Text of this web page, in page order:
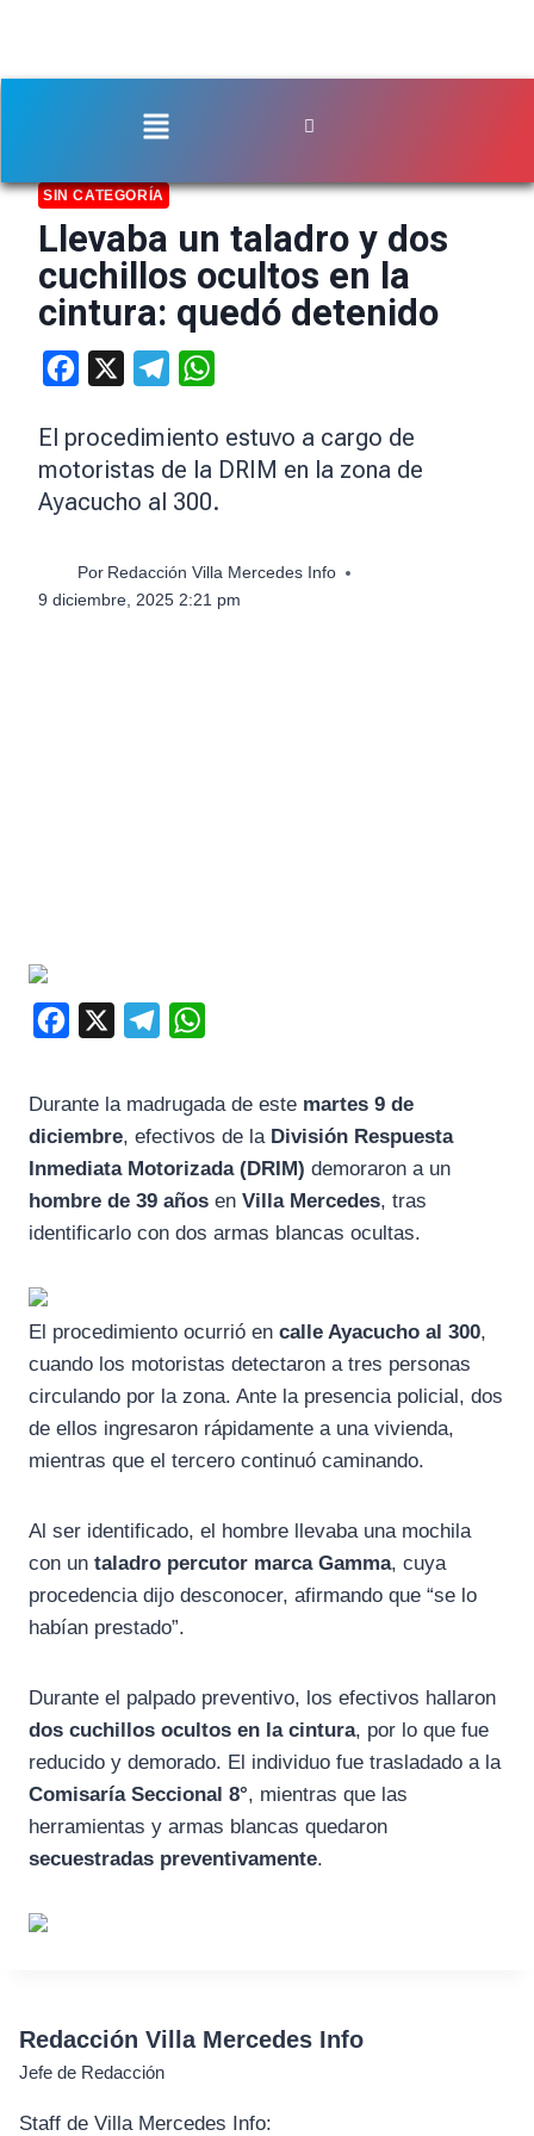
SIN CATEGORÍA
Llevaba un taladro y dos
cuchillos ocultos en la
cintura: quedó detenido
Facebook Telegram
El procedimiento estuvo a cargo de
motoristas de la DRIM en la zona de
Ayacucho al 300.
Por Redacción Villa Mercedes Info
9 diciembre, 2025 2:21 pm
b
o
o
g
r
a
s
A
p
Durante la madrugada de este martes 9 de
diciembre, efectivos de la División Respuesta
Inmediata Motorizada (DRIM) demoraron a un
hombre de 39 años en Villa Mercedes, tras
identificarlo con dos armas blancas ocultas.
El procedimiento ocurrió en calle Ayacucho al 300,
cuando los motoristas detectaron a tres personas
circulando por la zona. Ante la presencia policial, dos
de ellos ingresaron rápidamente a una vivienda,
mientras que el tercero continuó caminando.
Al ser identificado, el hombre llevaba una mochila
con un taladro percutor marca Gamma, cuya
procedencia dijo desconocer, afirmando que “se lo
habían prestado”.
Durante el palpado preventivo, los efectivos hallaron
dos cuchillos ocultos en la cintura, por lo que fue
reducido y demorado. El individuo fue trasladado a la
Comisaría Seccional 8°, mientras que las
herramientas y armas blancas quedaron
secuestradas preventivamente.
Redacción Villa Mercedes Info
Jefe de Redacción
Staff de Villa Mercedes Info: